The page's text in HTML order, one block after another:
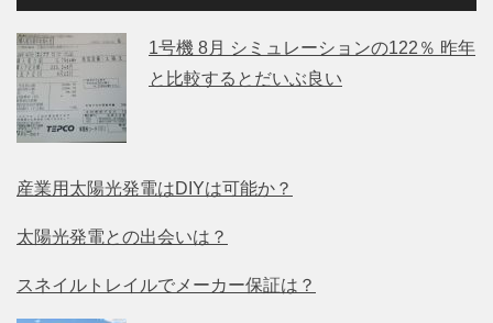
1号機 8月 シミュレーションの122％ 昨年
と比較するとだいぶ良い
産業用太陽光発電はDIYは可能か？
太陽光発電との出会いは？
スネイルトレイルでメーカー保証は？